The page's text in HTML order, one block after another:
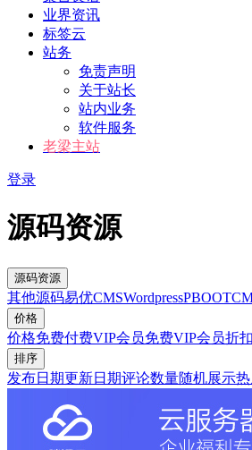
业界资讯
标签云
站务
免责声明
关于站长
站内业务
软件服务
老梁主站
登录
源码资源
源码资源
其他源码易优CMSWordpress
价格
价格免费付费VIP会员免费VIP会员折扣
排序
发布日期更新日期评论数量随机展示